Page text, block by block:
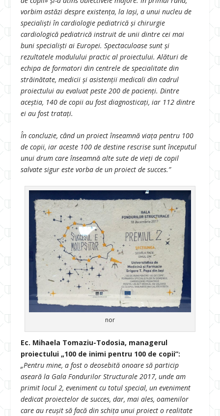
vorbim astăzi despre existenţa, la Iaşi, a unui nucleu de
specialişti în cardiologie pediatrică şi chirurgie
cardiologică pediatrică instruit de unii dintre cei mai
buni specialişti ai Europei. Spectaculoase sunt și
rezultatele modulului practic al proiectului. Alături de
echipa de formatori din centrele de specialitate din
străinătate, medicii şi asistenţii medicali din cadrul
proiectului au evaluat peste 200 de pacienţi. Dintre
aceştia, 140 de copii au fost diagnosticaţi, iar 112 dintre
ei au fost trataţi.
În concluzie, când un proiect înseamnă viața pentru 100
de copii, iar aceste 100 de destine rescrise sunt începutul
unui drum care înseamnă alte sute de vieți de copil
salvate sigur este vorba de un proiect de succes.”
nor
Ec. Mihaela Tomaziu-Todosia, managerul
proiectului „100 de inimi pentru 100 de copii”:
„Pentru mine, a fost o deosebită onoare să particip
aseară la Gala Fondurilor Structurale 2017, unde am
primit locul 2, eveniment cu totul special, un eveniment
dedicat proiectelor de succes, dar, mai ales, oamenilor
care au reuşit să facă din schiţa unui proiect o realitate